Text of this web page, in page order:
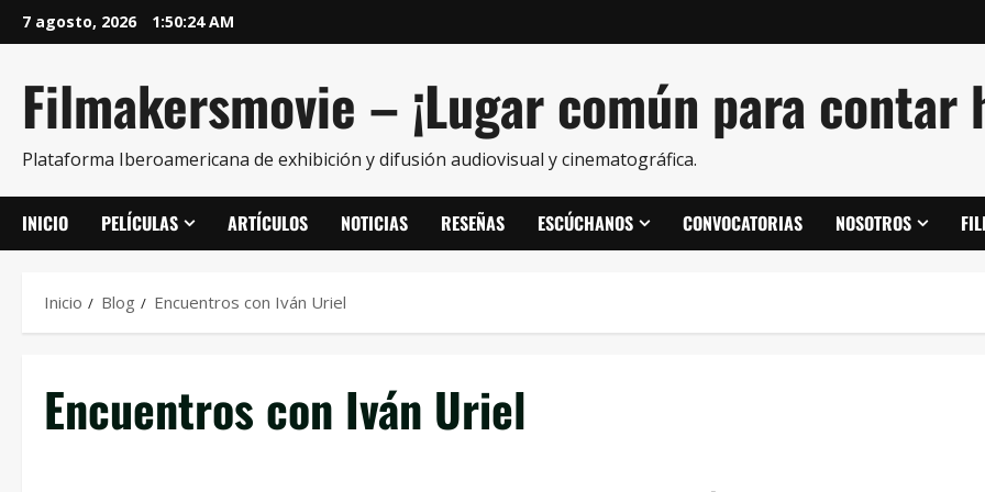
7 agosto, 2026 1:50:25 AM
Filmakersmovie – ¡Lugar común para
Plataforma Iberoamericana de exhibición y difusión audiovisual y cinematográfica.
INICIO PELÍCULAS ARTÍCULOS NOTICIAS RESEÑAS ESCÚCHANOS CONVOCATORIAS NOSOTROS
Inicio Blog Encuentros con Iván Uriel
Encuentros con Iván Uriel